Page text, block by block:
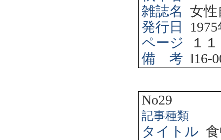
雑誌名 女性
発行日
1975
ページ
１
備 考 ‖16-
No29
記事種類
タイトル